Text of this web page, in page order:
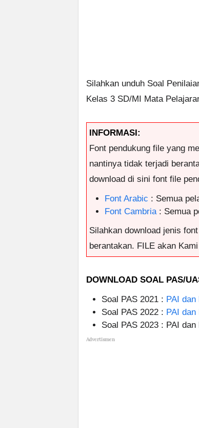
Silahkan unduh Soal
Kelas 3 SD/MI Mata
INFORMASI:
Font pendukung file yang
nantinya tidak terjadi
download di sini font file
Font Arabic : Semua
Font Cambria: Semua
Silahkan download jenis
berantakan. FILE akan
DOWNLOAD SOAL PAS/
Soal PAS 2021 : PAI
Soal PAS 2022 : PAI
Soal PAS 2023 : PAI
Advertismen